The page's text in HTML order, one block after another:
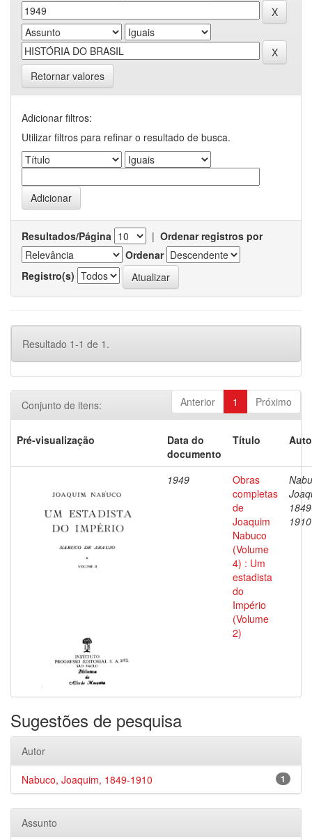
Retornar valores
Adicionar filtros:
Utilizar filtros para refinar o resultado de busca.
Resultados/Página | Ordenar registros por
Ordenar
Registro(s)
Resultado 1-1 de 1.
Anterior 1 Próximo
Conjunto de itens:
Pré-visualização
Data do
documento
Título
1949
Obras
completas
de
Joaquim
Nabuco
(Volume
4) : Um
estadista
do
Império
(Volume
2)
1910
Sugestões de pesquisa
Autor
1
Nabuco, Joaquim, 1849-1910
Assunto